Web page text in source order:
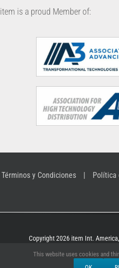
item is a proud Member of:
Términos y Condiciones Política
Copyright 2026 item Int.
This website uses cookies and